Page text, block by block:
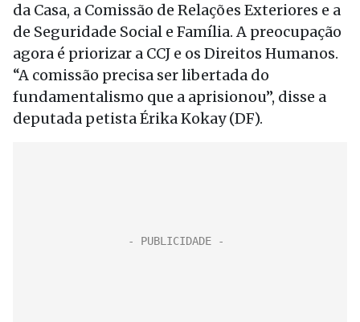
da Casa, a Comissão de Relações Exteriores e a
de Seguridade Social e Família. A preocupação
agora é priorizar a CCJ e os Direitos Humanos.
“A comissão precisa ser libertada do
fundamentalismo que a aprisionou”, disse a
deputada petista Érika Kokay (DF).